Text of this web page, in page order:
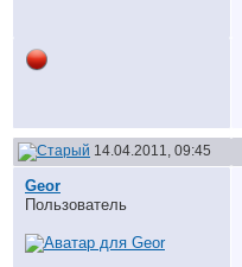
14.04.2011, 09:45
Geor
Пользователь